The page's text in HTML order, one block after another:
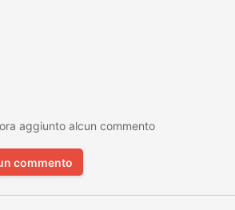
aggiunto alcun commento
commento